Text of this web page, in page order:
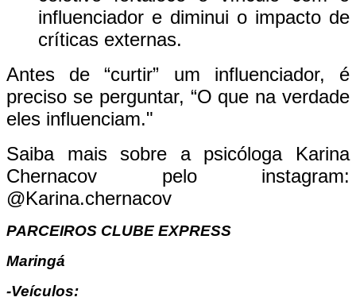
influenciador e diminui o impacto de
críticas externas.
Antes de “curtir” um influenciador, é
preciso se perguntar, “O que na verdade
eles influenciam."
Saiba mais sobre a psicóloga Karina
Chernacov pelo instagram:
@Karina.chernacov
PARCEIROS CLUBE EXPRESS
Maringá
-Veículos: